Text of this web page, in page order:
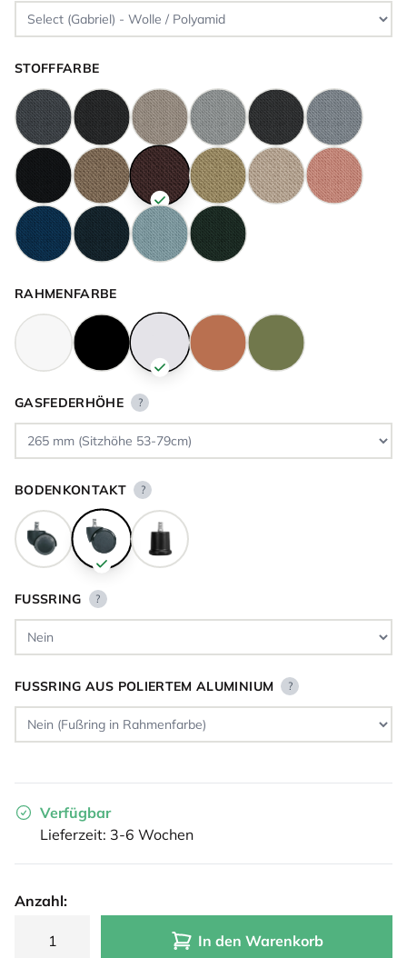
STOFFFARBE
RAHMENFARBE
GASFEDERHÖHE ?
BODENKONTAKT ?
FUSSRING ?
FUSSRING AUS POLIERTEM ALUMINIUM ?
Verfügbar
Lieferzeit: 3-6 Wochen
Anzahl:
In den Warenkorb